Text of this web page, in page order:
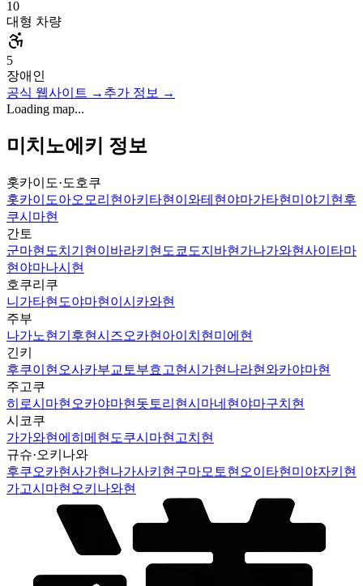
10
대형 차량
5
장애인
공식 웹사이트 → 추가 정보 →
Loading map...
미치노에키 정보
홋카이도·도호쿠
홋카이도아오모리현 아키타현 이와테현 야마가타현 미야기현 후
쿠시마현
간토
군마현 도치기현 이바라키현 도쿄도지바현 가나가와현사이타마
현 야마나시현
호쿠리쿠
니가타현 도야마현 이시카와현
주부
나가노현 기후현시즈오카현 아이치현 미에현
긴키
후쿠이현 오사카부교토부효고현시가현 나라현와카야마현
주고쿠
히로시마현 오카야마현 돗토리현시마네현 야마구치현
시코쿠
가가와현 에히메현 도쿠시마현 고치현
규슈·오키나와
후쿠오카현사가현 나가사키현 구마모토현 오이타현 미야자키현
가고시마현 오키나와현